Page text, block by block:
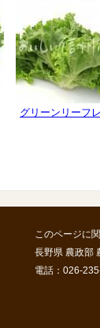
グリーンリーフ
このページに
長野県 農政部
電話：026-